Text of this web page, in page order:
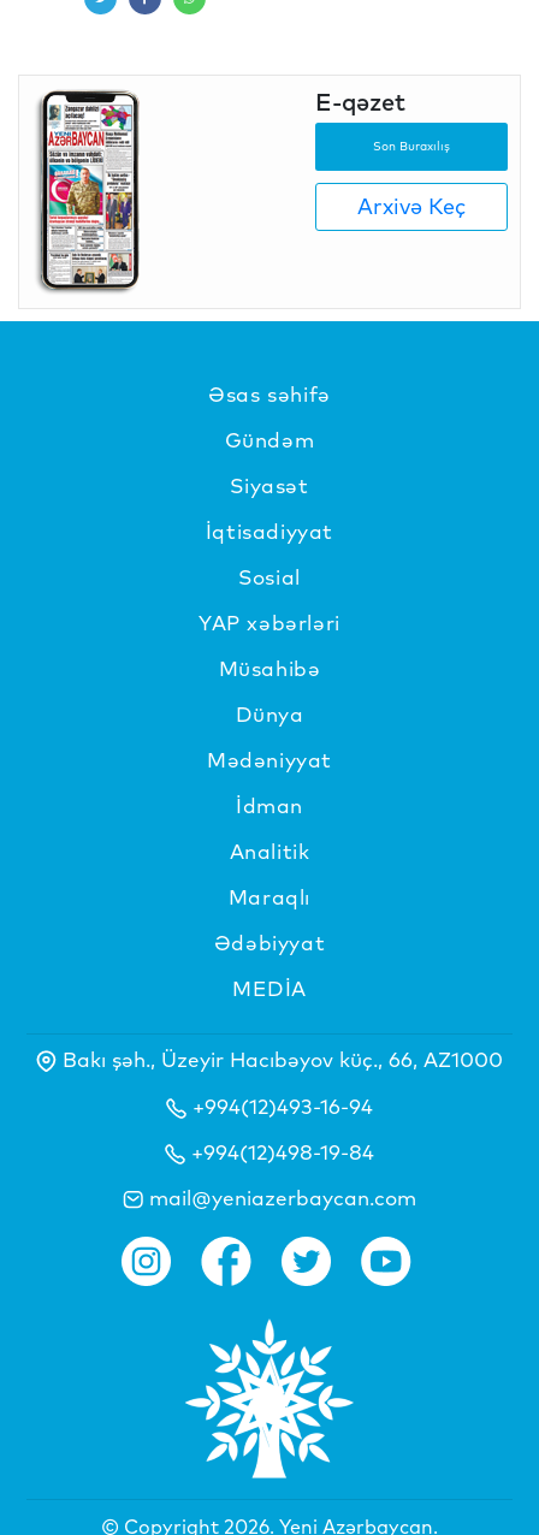
E-qəzet
Son Buraxılış
Arxivə Keç
Əsas səhifə
Gündəm
Siyasət
İqtisadiyyat
Sosial
YAP xəbərləri
Müsahibə
Dünya
Mədəniyyat
İdman
Analitik
Maraqlı
Ədəbiyyat
MEDİA
Bakı şəh., Üzeyir Hacıbəyov küç., 66, AZ1000
+994(12)493-16-94
+994(12)498-19-84
mail@yeniazerbaycan.com
© Copyright 2026. Yeni Azərbaycan.